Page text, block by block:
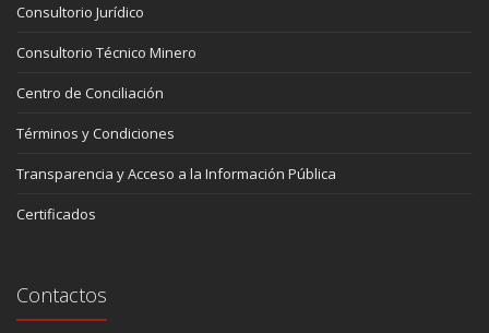
Consultorio Jurídico
Consultorio Técnico Minero
Centro de Conciliación
Términos y Condiciones
Transparencia y Acceso a la Información Pública
Certificados
Contactos